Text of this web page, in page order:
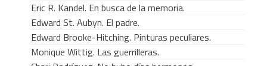
Eric R. Kandel. En busca de la memoria.
Edward St. Aubyn. El padre.
Edward Brooke-Hitching. Pinturas peculiares.
Monique Wittig. Las guerrilleras.